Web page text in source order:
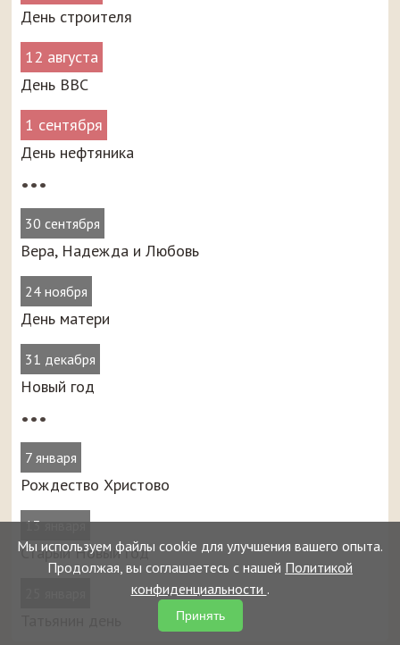
День строителя
12 августа
День ВВС
1 сентября
День нефтяника
•••
30 сентября
Вера, Надежда и Любовь
24 ноября
День матери
31 декабря
Новый год
•••
7 января
Рождество Христово
13 января
Старый Новый год
Мы используем файлы cookie для улучшения вашего опыта.
Продолжая, вы соглашаетесь с нашей Политикой
конфиденциальности .
Принять